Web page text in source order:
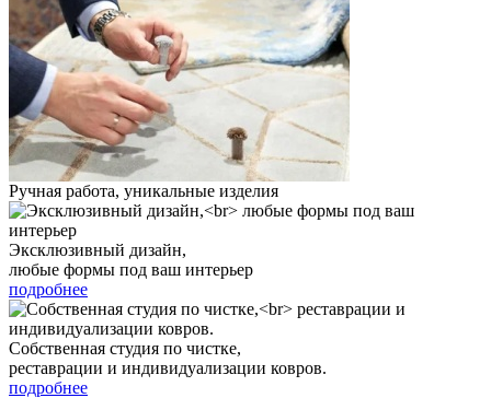
Ручная работа, уникальные изделия
Эксклюзивный дизайн,
любые формы под ваш интерьер
подробнее
Собственная студия по чистке,
реставрации и индивидуализации ковров.
подробнее